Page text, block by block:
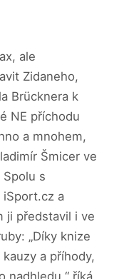
ale
Zidaneho,
Brücknera k
NE příchodu
a mnohem,
Šmicer ve
Spolu s
a
ji představil i ve
„Díky knize
a příhody,